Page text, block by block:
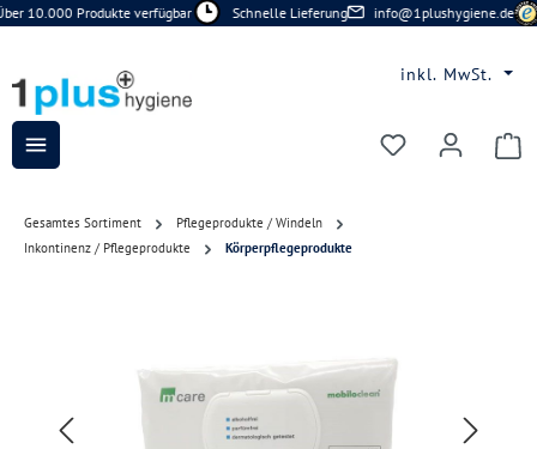
Zum Hauptinhalt springen
10.000 Produkte verfügbar Schnelle Lieferung info@1plushygiene.de
inkl. MwSt.
Du hast 0
Gesamtes Sortiment
Pflegeprodukte / Windeln
Inkontinenz / Pflegeprodukte
Körperpflegeprodukte